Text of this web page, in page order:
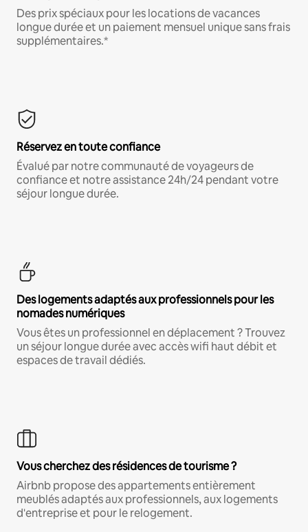
Des prix spéciaux pour les locations de vacances
longue durée et un paiement mensuel unique sans frais
supplémentaires.*
Réservez en toute confiance
Évalué par notre communauté de voyageurs de
confiance et notre assistance 24h/24 pendant votre
séjour longue durée.
Des logements adaptés aux professionnels pour les
nomades numériques
Vous êtes un professionnel en déplacement ? Trouvez
un séjour longue durée avec accès wifi haut débit et
espaces de travail dédiés.
Vous cherchez des résidences de tourisme ?
Airbnb propose des appartements entièrement
meublés adaptés aux professionnels, aux logements
d'entreprise et pour le relogement.